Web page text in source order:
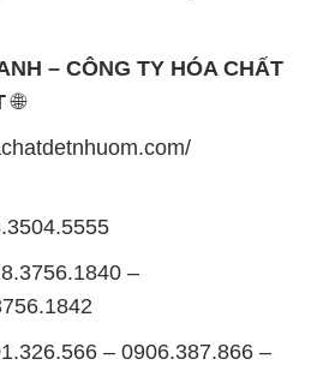
– CÔNG TY HÓA CHẤT
🌐
–
– 0906.387.866 –